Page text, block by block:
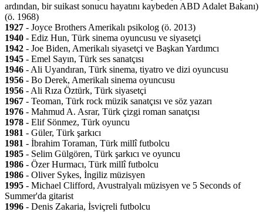
ardından, bir suikast sonucu hayatını kaybeden ABD Adalet Bakanı)
(ö. 1968)
1927 - Joyce Brothers Amerikalı psikolog (ö. 2013)
1940 - Ediz Hun, Türk sinema oyuncusu ve siyasetçi
1942 - Joe Biden, Amerikalı siyasetçi ve Başkan Yardımcı
1945 - Emel Sayın, Türk ses sanatçısı
1946 - Ali Uyandıran, Türk sinema, tiyatro ve dizi oyuncusu
1956 - Bo Derek, Amerikalı sinema oyuncusu
1956 - Ali Rıza Öztürk, Türk siyasetçi
1967 - Teoman, Türk rock müzik sanatçısı ve söz yazarı
1976 - Mahmud A. Asrar, Türk çizgi roman sanatçısı
1978 - Elif Sönmez, Türk oyuncu
1981 - Güler, Türk şarkıcı
1981 - İbrahim Toraman, Türk millî futbolcu
1985 - Selim Gülgören, Türk şarkıcı ve oyuncu
1986 - Özer Hurmacı, Türk millî futbolcu
1986 - Oliver Sykes, İngiliz müzisyen
1995 - Michael Clifford, Avustralyalı müzisyen ve 5 Seconds of
Summer'da gitarist
1996 - Denis Zakaria, İsviçreli futbolcu